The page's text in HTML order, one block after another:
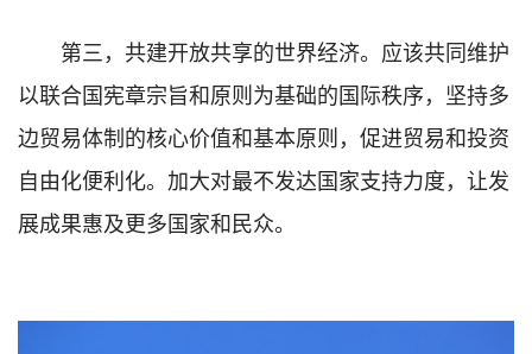
第三，共建开放共享的世界经济。应该共同维护
以联合国宪章宗旨和原则为基础的国际秩序，坚持多
边贸易体制的核心价值和基本原则，促进贸易和投资
自由化便利化。加大对最不发达国家支持力度，让发
展成果惠及更多国家和民众。